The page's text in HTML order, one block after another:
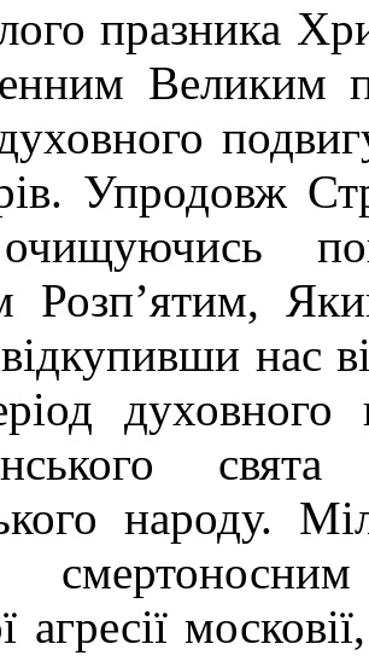
празника
Великим
Упродовж
Розп’ятим,
нас
духовного
народу.
агресії